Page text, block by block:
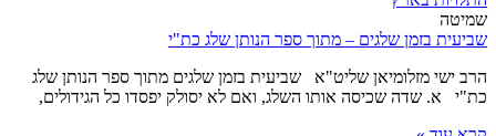
שמיטה
שביעית בזמן שלגים – מתוך ספר הנותן שלג כת"י
הרב ישי מזלומיאן שליט"א שביעית בזמן שלגים מתוך ספר הנותן שלג
כת"י א. שדה שכיסה אותו השלג, ואם לא יסולק יפסדו כל הגידולים,